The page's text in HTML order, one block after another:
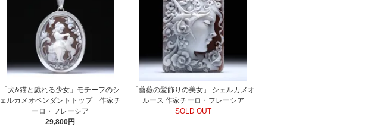
「犬&猫と戯れる少女」モチーフのシ
ェルカメオペンダントトップ 作家チ
ーロ・フレーシア
29,800円
「薔薇の髪飾りの美女」 シェルカメオ
ルース 作家チーロ・フレーシア
SOLD OUT